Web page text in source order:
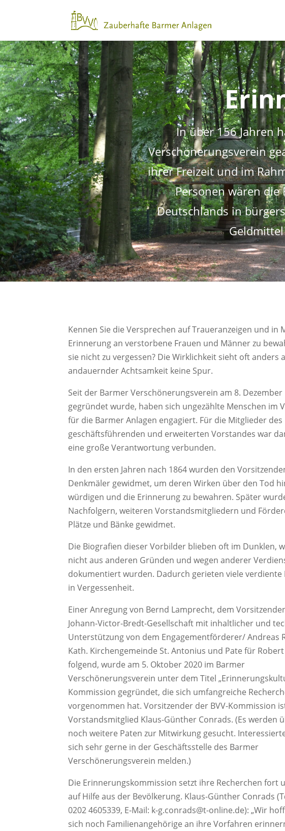
In über 156 Jahren
Verschönerungsverein
ihrer Freizeit und im
Personen wären
Deutschlands in
Kennen Sie die Versprechen auf Traueranzeigen und in
Erinnerung an verstorbene Frauen und Männer zu
sie nicht zu vergessen? Die Wirklichkeit sieht oft anders
andauernder Achtsamkeit keine Spur.
Seit der Barmer Verschönerungsverein am 8. Dezember
gegründet wurde, haben sich ungezählte Menschen im
für die Barmer Anlagen engagiert. Für die Mitglieder des
geschäftsführenden und erweiterten Vorstandes war
eine große Verantwortung verbunden.
In den ersten Jahren nach 1864 wurden den
Denkmäler gewidmet, um deren Wirken über den Tod
würdigen und die Erinnerung zu bewahren. Später
Nachfolgern, weiteren Vorstandsmitgliedern und
Plätze und Bänke gewidmet.
Die Biografien dieser Vorbilder blieben oft im Dunklen,
nicht aus anderen Gründen und wegen anderer
dokumentiert wurden. Dadurch gerieten viele
in Vergessenheit.
Einer Anregung von Bernd Lamprecht, dem
Johann-Victor-Bredt-Gesellschaft mit inhaltlicher und
Unterstützung von dem Engagementförderer/ Andreas
Kath. Kirchengemeinde St. Antonius und Pate für
folgend, wurde am 5. Oktober 2020 im Barmer
Verschönerungsverein unter dem Titel
Kommission gegründet, die sich umfangreiche
vorgenommen hat. Vorsitzender der BVV-Kommission
Vorstandsmitglied Klaus-Günther Conrads. (Es werden
noch weitere Paten zur Mitwirkung gesucht.
sich sehr gerne in der Geschäftsstelle des Barmer
Verschönerungsverein melden.)
Die Erinnerungskommission setzt ihre Recherchen fort
auf Hilfe aus der Bevölkerung. Klaus-Günther Conrads
0202 4605339, E-Mail: k-g.conrads@t-online.de): „Wir
sich noch Familienangehörige an ihre Vorfahren